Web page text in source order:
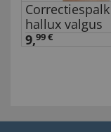
hallux valgus
9,99 €